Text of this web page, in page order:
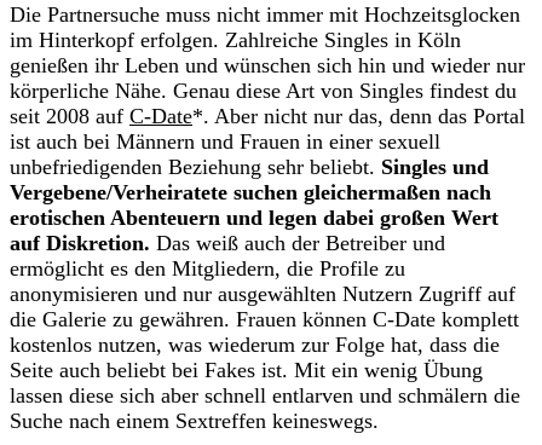
Die Partnersuche muss nicht immer mit Hochzeitsglocken
im Hinterkopf erfolgen. Zahlreiche Singles in Köln
genießen ihr Leben und wünschen sich hin und wieder nur
körperliche Nähe. Genau diese Art von Singles findest du
seit 2008 auf C-Date*. Aber nicht nur das, denn das Portal
ist auch bei Männern und Frauen in einer sexuell
unbefriedigenden Beziehung sehr beliebt. Singles und
Vergebene/Verheiratete suchen gleichermaßen nach
erotischen Abenteuern und legen dabei großen Wert
auf Diskretion. Das weiß auch der Betreiber und
ermöglicht es den Mitgliedern, die Profile zu
anonymisieren und nur ausgewählten Nutzern Zugriff auf
die Galerie zu gewähren. Frauen können C-Date komplett
kostenlos nutzen, was wiederum zur Folge hat, dass die
Seite auch beliebt bei Fakes ist. Mit ein wenig Übung
lassen diese sich aber schnell entlarven und schmälern die
Suche nach einem Sextreffen keineswegs.